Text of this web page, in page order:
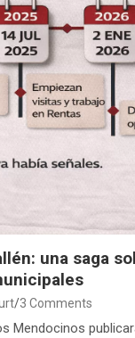
una saga
3 Comments
Mendocinos